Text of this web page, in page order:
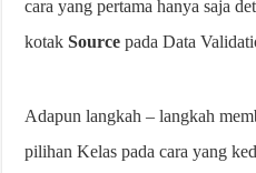
cara yang pertama hanya saja
kotakSource pada Data
Adapun langkah – langkah
pilihan Kelas pada cara yang